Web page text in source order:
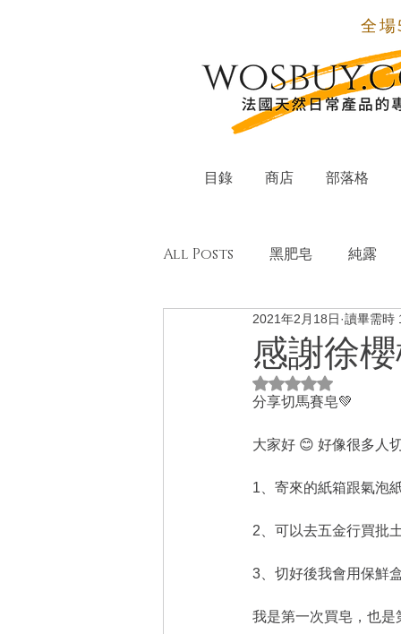
全
目錄 商店 部落格
All Posts 黑肥皂 純露
有機單方純精油 天然配方
小蘇打粉 氣泡酒
感謝徐
2021年2月18日 讀畢需時
評等為 NaN（最高
分享切馬賽皂💚
大家好 😊 好像很多人
1、寄來的紙箱跟氣泡
2、可以去五金行買批
3、切好後我會用保鮮
我是第一次買皂，也